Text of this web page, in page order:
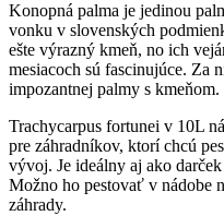
Konopná palma je jedinou
vonku v slovenských
ešte výrazný kmeň, no ich
mesiacoch sú fascinujúce. Za
impozantnej palmy s kmeňom.
Trachycarpus fortunei v 10L
pre záhradníkov, ktorí chcú
vývoj. Je ideálny aj ako
Možno ho pestovať v nádobe
záhrady.